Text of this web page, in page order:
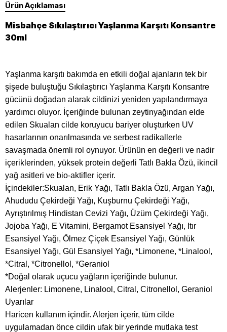
Ürün Açıklaması
Misbahçe Sıkılaştırıcı Yaşlanma Karşıtı Konsantre
30ml
Yaşlanma karşıtı bakımda en etkili doğal ajanların tek bir
şişede buluştuğu Sıkılaştırıcı Yaşlanma Karşıtı Konsantre
gücünü doğadan alarak cildinizi yeniden yapılandırmaya
yardımcı oluyor. İçeriğinde bulunan zeytinyağından elde
edilen Skualan cilde koruyucu bariyer oluşturken UV
hasarlarının onarılmasında ve serbest radikallerle
savaşmada önemli rol oynuyor. Ürünün en değerli ve nadir
içeriklerinden, yüksek protein değerli Tatlı Bakla Özü, ikincil
yağ asitleri ve bio-aktifler içerir.
İçindekiler:Skualan, Erik Yağı, Tatlı Bakla Özü, Argan Yağı,
Ahududu Çekirdeği Yağı, Kuşburnu Çekirdeği Yağı,
Ayrıştırılmış Hindistan Cevizi Yağı, Üzüm Çekirdeği Yağı,
Jojoba Yağı, E Vitamini, Bergamot Esansiyel Yağı, Itır
Esansiyel Yağı, Ölmez Çiçek Esansiyel Yağı, Günlük
Esansiyel Yağı, Gül Esansiyel Yağı, *Limonene, *Linalool,
*Citral, *Citronellol, *Geraniol
*Doğal olarak uçucu yağların içeriğinde bulunur.
Alerjenler: Limonene, Linalool, Citral, Citronellol, Geraniol
Uyarılar
Haricen kullanım içindir. Alerjen içerir, tüm cilde
uygulamadan önce cildin ufak bir yerinde mutlaka test